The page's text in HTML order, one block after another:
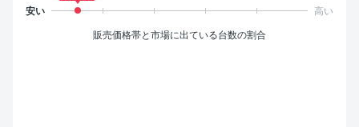
販売価格帯と市場に出ている台数の割合